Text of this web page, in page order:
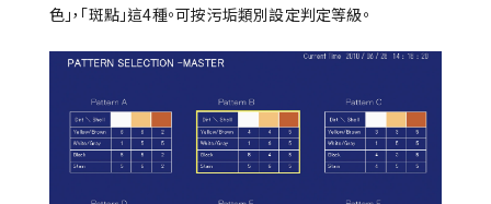
色」，「斑點」這4種。可按污垢類別設定判定等級。